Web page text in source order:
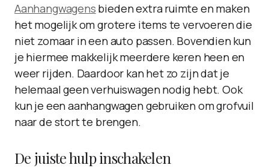
Aanhangwagens bieden extra ruimte en maken
het mogelijk om grotere items te vervoeren die
niet zomaar in een auto passen. Bovendien kun
je hiermee makkelijk meerdere keren heen en
weer rijden. Daardoor kan het zo zijn dat je
helemaal geen verhuiswagen nodig hebt. Ook
kun je een aanhangwagen gebruiken om grofvuil
naar de stort te brengen.
De juiste hulp inschakelen